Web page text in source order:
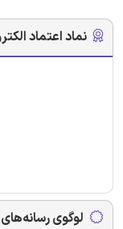
نماد اعتماد
لوگوی